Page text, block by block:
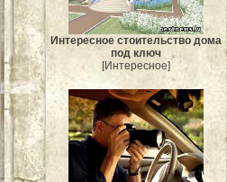
Интересное стоительство дома
под ключ
[Интересное]